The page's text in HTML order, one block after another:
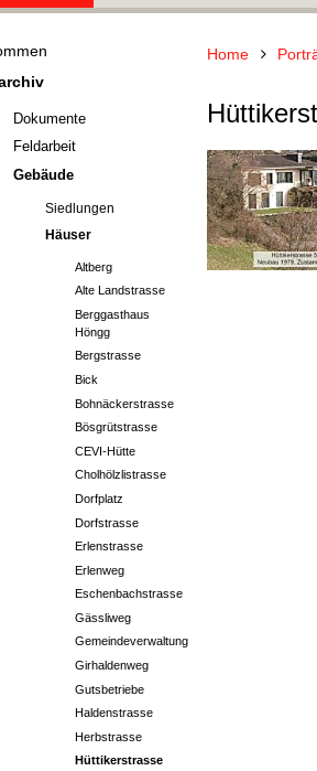
Dokumente
Feldarbeit
Gebäude
Siedlungen
Häuser
Altberg
Alte Landstrasse
Berggasthaus
Höngg
Bergstrasse
Bick
Bohnäckerstrasse
Bösgrütstrasse
CEVI-Hütte
Cholhölzlistrasse
Dorfplatz
Dorfstrasse
Erlenstrasse
Erlenweg
Eschenbachstrasse
Gässliweg
Gemeindeverwaltung
Girhaldenweg
Gutsbetriebe
Haldenstrasse
Herbstrasse
Hüttikerstrasse
Home